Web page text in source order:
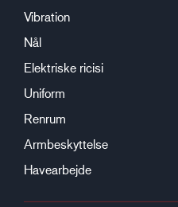
Vibration
Nål
Elektriske ricisi
Uniform
Renrum
Armbeskyttelse
Havearbejde